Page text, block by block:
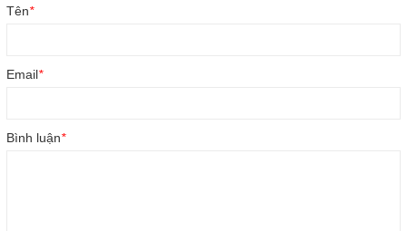
Tên*
Email*
Bình luận*